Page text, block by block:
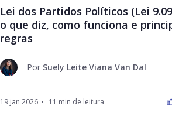
Lei dos Partidos Políticos (Lei
o que diz, como funciona e
regras
Por Suely Leite Viana Van Dal
19 jan 2026 •